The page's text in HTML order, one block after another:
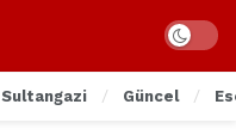
Sultangazi Güncel